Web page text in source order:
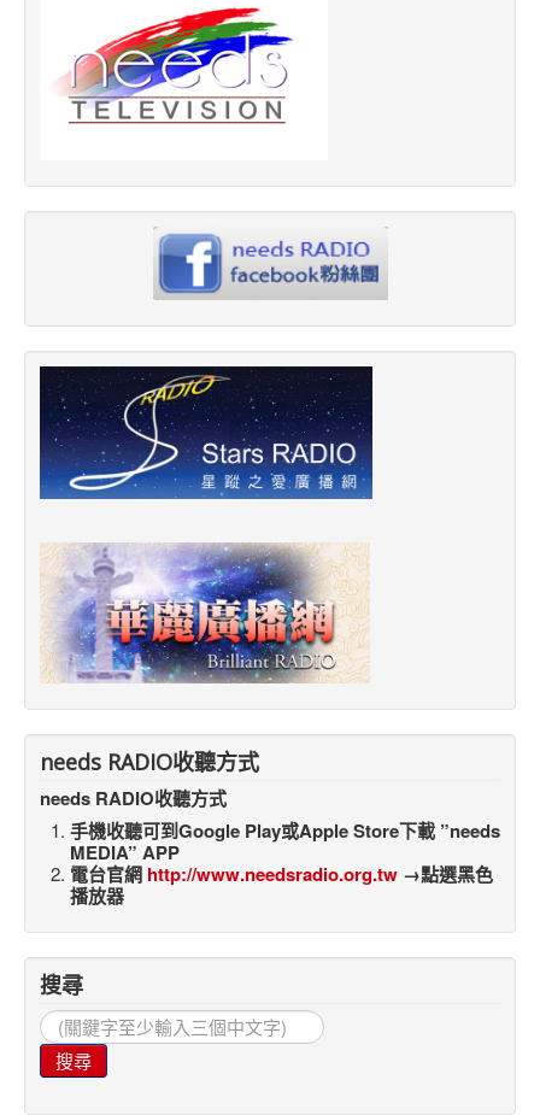
needs RADIO收聽方式
needs RADIO收聽方式
手機收聽可到Google Play或Apple Store下載 ”needs
MEDIA” APP
電台官網 http://www.needsradio.org.tw →點選黑色
播放器
搜尋
搜
尋...
搜尋